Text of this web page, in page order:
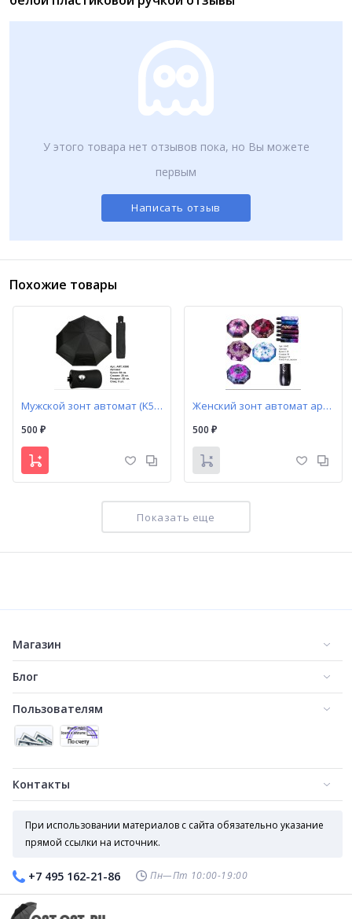
330₽ 350₽
У этого товара нет отзывов пока, но Вы можете
первым
Написать отзыв
Похожие товары
Мужской зонт автомат (K550)
500 ₽
Женский зонт автомат арт. A642 Universal
500 ₽
Зонт автомат синий (L3796) Зонт автомат в красном цвете
Показать еще
Магазин
Блог
Пользователям
Контакты
При использовании материалов с сайта обязательно указание
прямой ссылки на источник.
+7 495 162-21-86 Пн—Пт 10:00-19:00